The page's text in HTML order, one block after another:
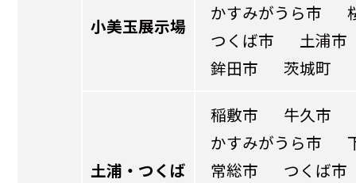
小美玉展示場
かすみがうら市
つくば市
土浦市
鉾田市
茨城町
土浦・つくば
稲敷市
牛久市
かすみがうら市
常総市
つくば市